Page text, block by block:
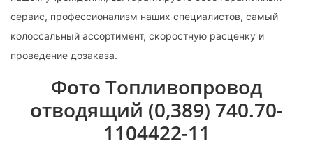
сервис, профессионализм наших специалистов, самый
колоссальный ассортимент, скоростную расценку и
проведение дозаказа.
Фото Топливопровод
отводящий (0,389) 740.70-
1104422-11